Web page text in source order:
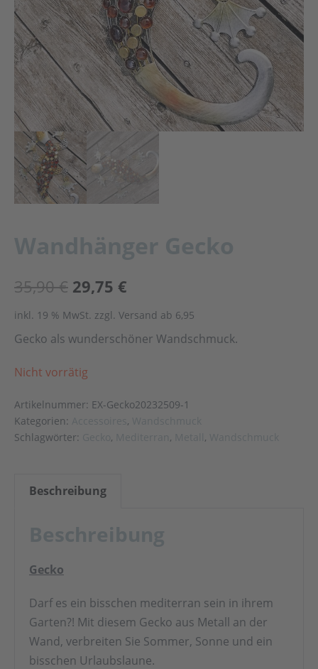
35,90€ 29,75 €
inkl. 19 % MwSt. zzgl. Versand ab 6,95
Gecko als wunderschöner Wandschmuck.
Nicht vorrätig
Artikelnummer: EX-Gecko20232509-1
Kategorien:
,
Schlagwörter:
, , ,
Beschreibung
Gecko
Darf es ein bisschen mediterran sein in ihrem
Garten?! Mit diesem Gecko aus Metall an der
Wand, verbreiten Sie Sommer, Sonne und ein
bisschen Urlaubslaune.